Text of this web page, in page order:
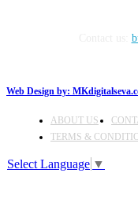
Web Design by:
ABOUT US
TERMS &
Select Language ▼